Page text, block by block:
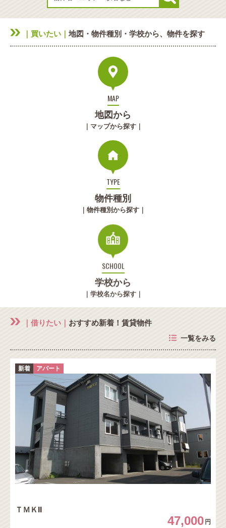
｜買いたい｜ 地図・物件種別・学校から、物件を探す
MAP
地図から
｜マップから探す｜
TYPE
物件種別
｜物件種別から探す｜
SCHOOL
学校から
｜学校名から探す｜
｜借りたい｜ おすすめ新着！賃貸物件
一覧をみる
新着 アパート
ＴＭＫⅡ
47,000 円